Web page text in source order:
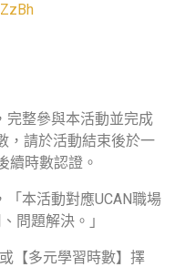
完整參與本活動並完成
，請於活動結束後於一
續時數認證。
本活動對應UCAN職場
問題解決。」
【多元學習時數】擇